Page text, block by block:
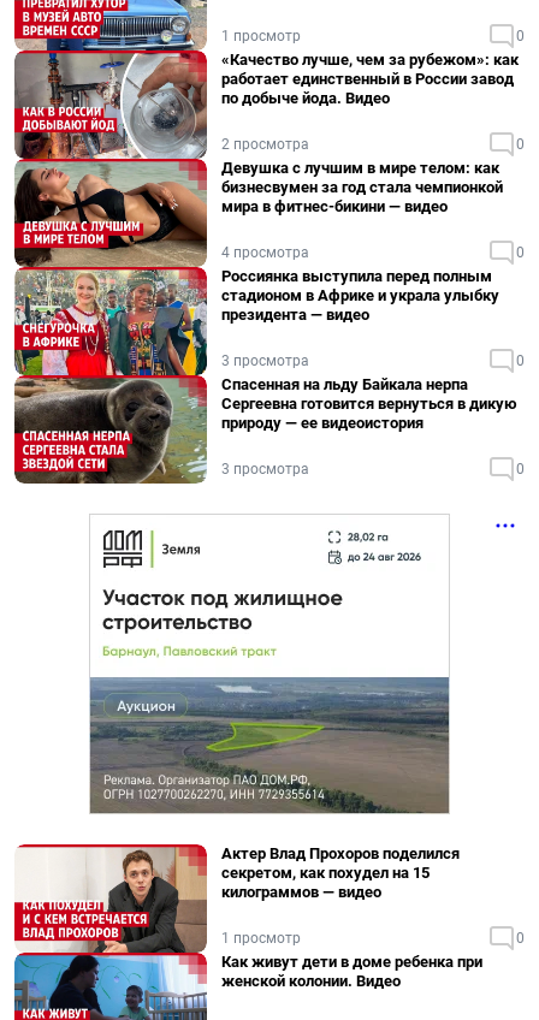
1 просмотр 0
«Качество лучше, чем за рубежом»: как
работает единственный в России завод
по добыче йода. Видео
2 просмотра 0
Девушка с лучшим в мире телом: как
бизнесвумен за год стала чемпионкой
мира в фитнес-бикини — видео
4 просмотра 0
Россиянка выступила перед полным
стадионом в Африке и украла улыбку
президента — видео
3 просмотра 0
Спасенная на льду Байкала нерпа
Сергеевна готовится вернуться в дикую
природу — ее видеоистория
3 просмотра 0
Актер Влад Прохоров поделился
секретом, как похудел на 15
килограммов — видео
1 просмотр 0
Как живут дети в доме ребенка при
женской колонии. Видео